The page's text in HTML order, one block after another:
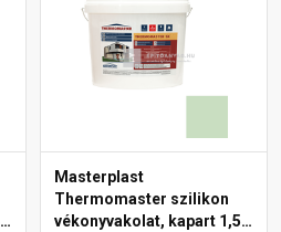
Masterplast
Thermomaster szilikon
vékonyvakolat, kapart 1,5